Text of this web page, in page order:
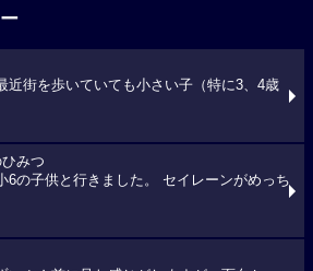
近街を歩いていても小さい子（特に3、4歳
みつ
6の子供と行きました。 セイレーンがめっち